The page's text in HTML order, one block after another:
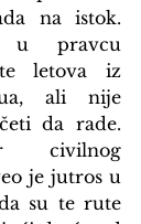
na istok.
u pravcu
letova iz
ali nije
da rade.
civilnog
je jutros u
su te rute